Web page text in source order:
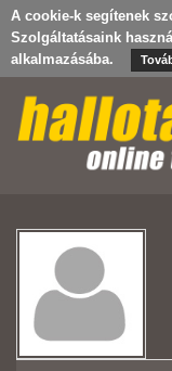
A cookie-k segítenek
Szolgáltatásaink
alkalmazásába.